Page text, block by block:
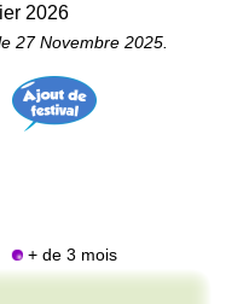
2026
27 Novembre 2025.
+ de 3 mois